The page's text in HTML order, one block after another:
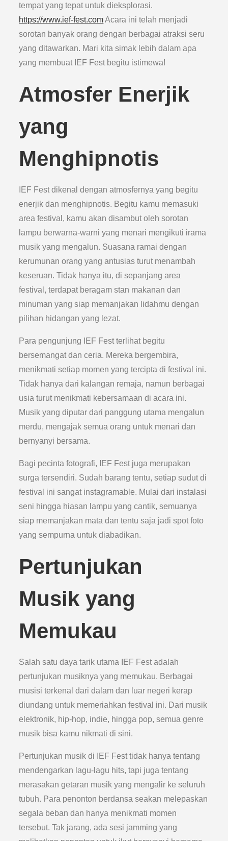
tempat yang tepat untuk dieksplorasi.
https://www.ief-fest.comAcara ini telah menjadi
sorotan banyak orang dengan berbagai atraksi seru
yang ditawarkan. Mari kita simak lebih dalam apa
yang membuat IEF Fest begitu istimewa!
Atmosfer Enerjik
yang
Menghipnotis
IEF Fest dikenal dengan atmosfernya yang begitu
enerjik dan menghipnotis. Begitu kamu memasuki
area festival, kamu akan disambut oleh sorotan
lampu berwarna-warni yang menari mengikuti irama
musik yang mengalun. Suasana ramai dengan
kerumunan orang yang antusias turut menambah
keseruan. Tidak hanya itu, di sepanjang area
festival, terdapat beragam stan makanan dan
minuman yang siap memanjakan lidahmu dengan
pilihan hidangan yang lezat.
Para pengunjung IEF Fest terlihat begitu
bersemangat dan ceria. Mereka bergembira,
menikmati setiap momen yang tercipta di festival ini.
Tidak hanya dari kalangan remaja, namun berbagai
usia turut menikmati kebersamaan di acara ini.
Musik yang diputar dari panggung utama mengalun
merdu, mengajak semua orang untuk menari dan
bernyanyi bersama.
Bagi pecinta fotografi, IEF Fest juga merupakan
surga tersendiri. Sudah barang tentu, setiap sudut di
festival ini sangat instagramable. Mulai dari instalasi
seni hingga hiasan lampu yang cantik, semuanya
siap memanjakan mata dan tentu saja jadi spot foto
yang sempurna untuk diabadikan.
Pertunjukan
Musik yang
Memukau
Salah satu daya tarik utama IEF Fest adalah
pertunjukan musiknya yang memukau. Berbagai
musisi terkenal dari dalam dan luar negeri kerap
diundang untuk memeriahkan festival ini. Dari musik
elektronik, hip-hop, indie, hingga pop, semua genre
musik bisa kamu nikmati di sini.
Pertunjukan musik di IEF Fest tidak hanya tentang
mendengarkan lagu-lagu hits, tapi juga tentang
merasakan getaran musik yang mengalir ke seluruh
tubuh. Para penonton berdansa seakan melepaskan
segala beban dan hanya menikmati momen
tersebut. Tak jarang, ada sesi jamming yang